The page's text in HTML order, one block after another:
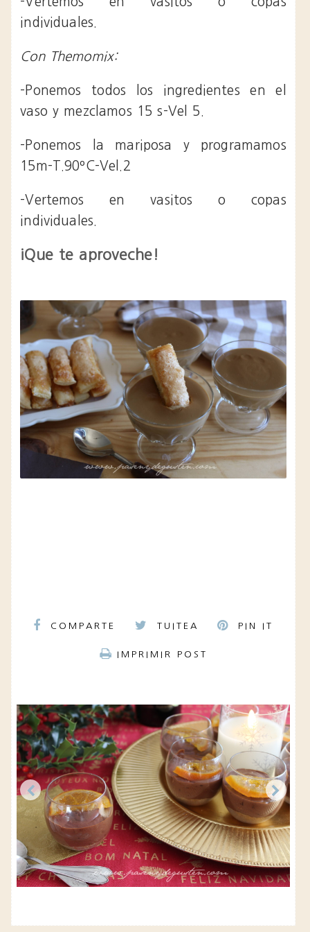
individuales.
Con Themomix:
-Ponemos todos los ingredientes en el
vaso y mezclamos 15 s-Vel 5.
-Ponemos la mariposa y programamos
15m-T.90ºC-Vel.2
-Vertemos en vasitos o copas
individuales.
¡Que te aproveche!
COMPARTE TUITEA PIN IT
IMPRIMIR POST